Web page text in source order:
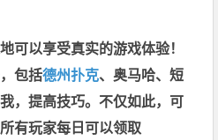
可以享受真实的游戏体验！
包括德州扑克、奥马哈、短
，提高技巧。不仅如此， 可
有玩家每日可以领取